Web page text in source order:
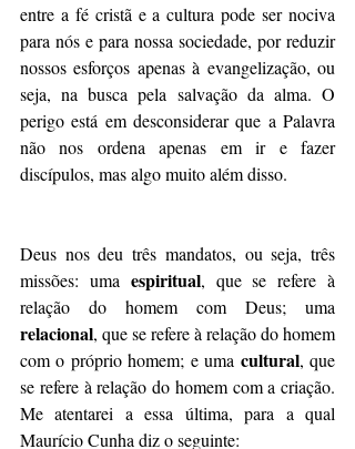
entre a fé cristã e a cultura pode ser nociva
para nós e para nossa sociedade, por reduzir
nossos esforços apenas à evangelização, ou
seja, na busca pela salvação da alma. O
perigo está em desconsiderar que a Palavra
não nos ordena apenas em ir e fazer
discípulos, mas algo muito além disso.
Deus nos deu três mandatos, ou seja, três
missões: uma espiritual, que se refere à
relacional, que se refere à relação do homem
com o próprio homem; e uma cultural, que
se refere à relação do homem com a criação.
Me atentarei a essa última, para a qual
Maurício Cunha diz o seguinte: